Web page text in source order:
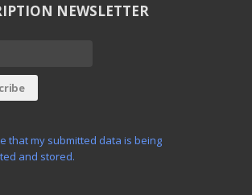
NEWSLETTER
that my submitted data is being
and stored.